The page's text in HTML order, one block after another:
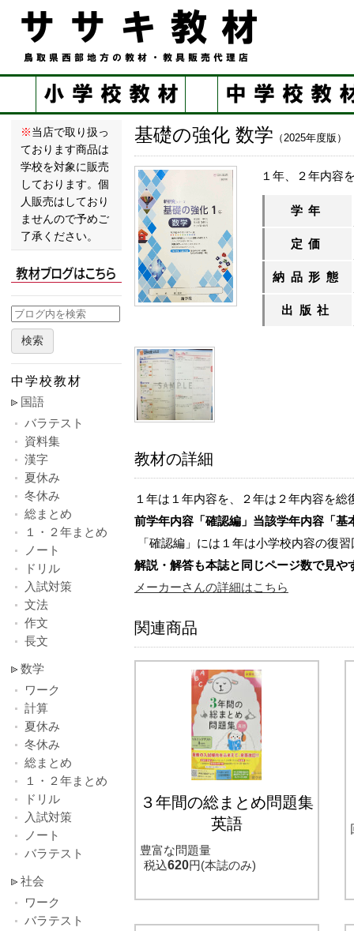
基礎の強化 数学 （2025年度版）
１年、２年内容
学年
定価
納品形態
出版社
教材の詳細
１年は１年内容を、２年は２年内容を総
前学年内容「確認編」当該学年内容「基
「確認編」には１年は小学校内容の復
解説・解答も本誌と同じページ数で見や
メーカーさんの詳細はこちら
関連商品
３年間の総まとめ問題集
英語
豊富な問題量
税込620円(本誌のみ)
※ 当店で取り扱っ
ております商品は
学校を対象に販売
しております。個
人販売はしており
ませんので予めご
了承ください。
検索
中学校教材
国語
バラテスト
資料集
漢字
夏休み
冬休み
総まとめ
１・２年まとめ
ノート
ドリル
入試対策
文法
作文
長文
数学
ワーク
計算
夏休み
冬休み
総まとめ
１・２年まとめ
ドリル
入試対策
ノート
バラテスト
社会
ワーク
バラテスト